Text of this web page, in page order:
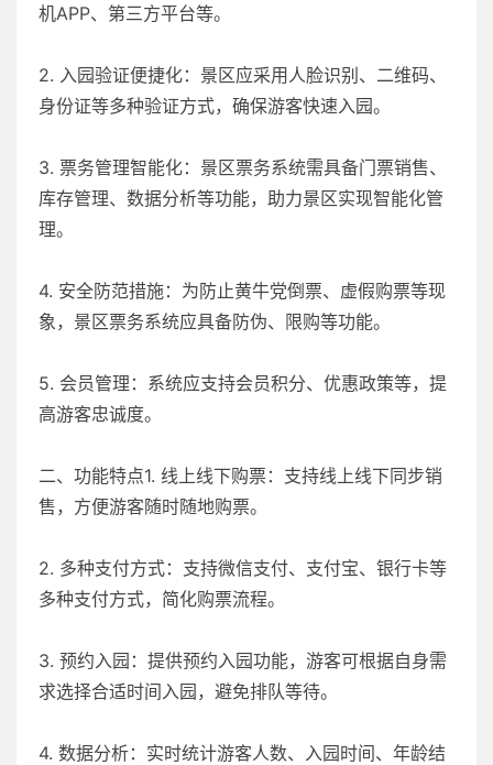
机APP、第三方平台等。
2. 入园验证便捷化：景区应采用人脸识别、二维码、
身份证等多种验证方式，确保游客快速入园。
3. 票务管理智能化：景区票务系统需具备门票销售、
库存管理、数据分析等功能，助力景区实现智能化管
理。
4. 安全防范措施：为防止黄牛党倒票、虚假购票等现
象，景区票务系统应具备防伪、限购等功能。
5. 会员管理：系统应支持会员积分、优惠政策等，提
高游客忠诚度。
二、功能特点1. 线上线下购票：支持线上线下同步销
售，方便游客随时随地购票。
2. 多种支付方式：支持微信支付、支付宝、银行卡等
多种支付方式，简化购票流程。
3. 预约入园：提供预约入园功能，游客可根据自身需
求选择合适时间入园，避免排队等待。
4. 数据分析：实时统计游客人数、入园时间、年龄结